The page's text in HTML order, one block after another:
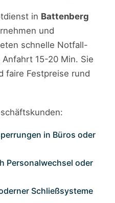
in Battenberg
und
schnelle Notfall-
15-20 Min. Sie
faire Festpreise rund
in Büros oder
Personalwechsel oder
Schließsysteme